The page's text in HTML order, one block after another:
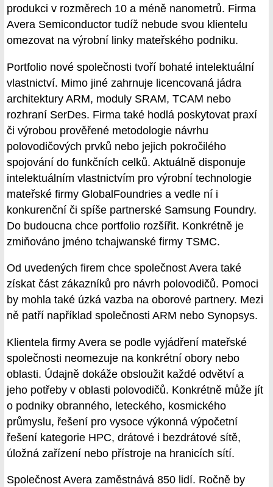
produkci v rozměrech 10 a méně nanometrů. Firma
Avera Semiconductor tudíž nebude svou klientelu
omezovat na výrobní linky mateřského podniku.
Portfolio nové společnosti tvoří bohaté intelektuální
vlastnictví. Mimo jiné zahrnuje licencovaná jádra
architektury ARM, moduly SRAM, TCAM nebo
rozhraní SerDes. Firma také hodlá poskytovat praxí
či výrobou prověřené metodologie návrhu
polovodičových prvků nebo jejich pokročilého
spojování do funkčních celků. Aktuálně disponuje
intelektuálním vlastnictvím pro výrobní technologie
mateřské firmy GlobalFoundries a vedle ní i
konkurenční či spíše partnerské Samsung Foundry.
Do budoucna chce portfolio rozšířit. Konkrétně je
zmiňováno jméno tchajwanské firmy TSMC.
Od uvedených firem chce společnost Avera také
získat část zákazníků pro návrh polovodičů. Pomoci
by mohla také úzká vazba na oborové partnery. Mezi
ně patří například společnosti ARM nebo Synopsys.
Klientela firmy Avera se podle vyjádření mateřské
společnosti neomezuje na konkrétní obory nebo
oblasti. Údajně dokáže obsloužit každé odvětví a
jeho potřeby v oblasti polovodičů. Konkrétně může jít
o podniky obranného, leteckého, kosmického
průmyslu, řešení pro vysoce výkonná výpočetní
řešení kategorie HPC, drátové i bezdrátové sítě,
úložná zařízení nebo přístroje na hranicích sítí.
Společnost Avera zaměstnává 850 lidí. Ročně by